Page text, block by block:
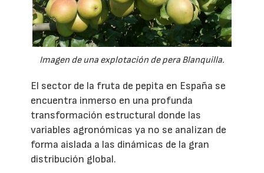
Imagen de una explotación de pera Blanquilla.
El sector de la fruta de pepita en España se
encuentra inmerso en una profunda
transformación estructural donde las
variables agronómicas ya no se analizan de
forma aislada a las dinámicas de la gran
distribución global.